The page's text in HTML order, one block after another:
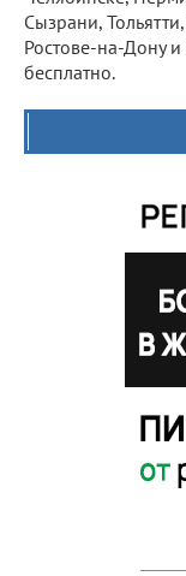
Сызрани,
Ростове-на-Дону и
бесплатно.